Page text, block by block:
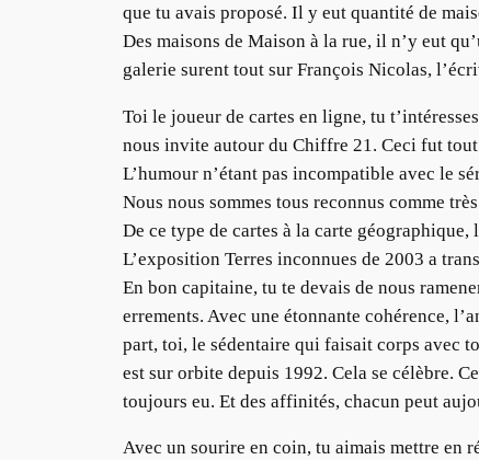
que tu avais proposé. Il y eut quantité de
Des maisons de Maison à la rue, il n’y eut
galerie surent tout sur François Nicolas,
Toi le joueur de cartes en ligne, tu
nous invite autour du Chiffre 21. Ceci fut
L’humour n’étant pas incompatible avec le
Nous nous sommes tous reconnus comme
De ce type de cartes à la carte
L’exposition Terres inconnues de 2003 a
En bon capitaine, tu te devais de nous
errements. Avec une étonnante cohérence,
part, toi, le sédentaire qui faisait corps avec
est sur orbite depuis 1992. Cela se célèbre.
toujours eu. Et des affinités, chacun peut
Avec un sourire en coin, tu aimais mettre en